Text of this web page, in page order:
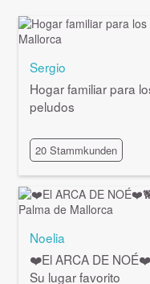
Sergio
Hogar familiar para
peludos
20 Stammkunden
Noelia
❤️El ARCA DE
Su lugar favorito